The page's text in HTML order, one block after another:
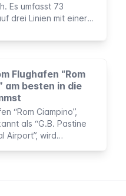
Es umfasst 73
drei Linien mit einer
Bereiche der Stadt
direkt auf dem
Flughafen “Rom
am besten in die
“Rom Ciampino”,
als “G.B. Pastine
Airport”, wird
nach Italien.